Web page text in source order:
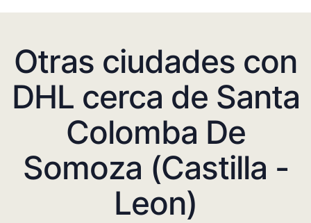
Otras ciudades con
DHL cerca de Santa
Colomba De
Somoza (Castilla -
Leon)